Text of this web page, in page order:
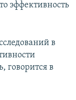
эффективность
в
говорится в